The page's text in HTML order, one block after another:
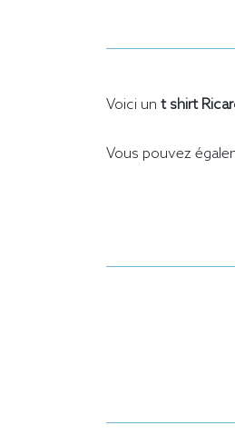
Voici un t shirt
Vous pouvez